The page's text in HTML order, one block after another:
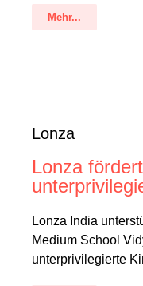
Mehr...
Lonza
Lonza
Lonza India
Medium School
unterprivilegierte